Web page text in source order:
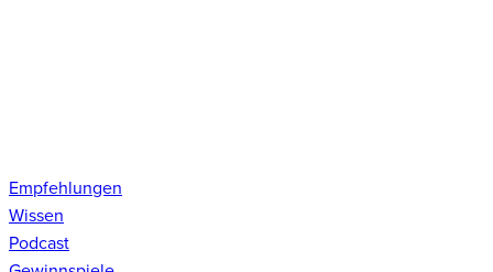
Empfehlungen
Wissen
Podcast